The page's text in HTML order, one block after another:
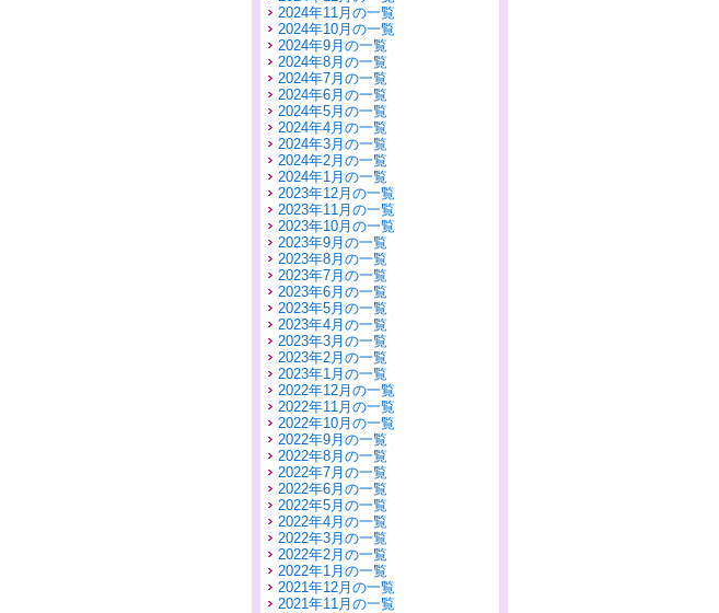
2024年11月の一覧
2024年10月の一覧
2024年9月の一覧
2024年8月の一覧
2024年7月の一覧
2024年6月の一覧
2024年5月の一覧
2024年4月の一覧
2024年3月の一覧
2024年2月の一覧
2024年1月の一覧
2023年12月の一覧
2023年11月の一覧
2023年10月の一覧
2023年9月の一覧
2023年8月の一覧
2023年7月の一覧
2023年6月の一覧
2023年5月の一覧
2023年4月の一覧
2023年3月の一覧
2023年2月の一覧
2023年1月の一覧
2022年12月の一覧
2022年11月の一覧
2022年10月の一覧
2022年9月の一覧
2022年8月の一覧
2022年7月の一覧
2022年6月の一覧
2022年5月の一覧
2022年4月の一覧
2022年3月の一覧
2022年2月の一覧
2022年1月の一覧
2021年12月の一覧
2021年11月の一覧